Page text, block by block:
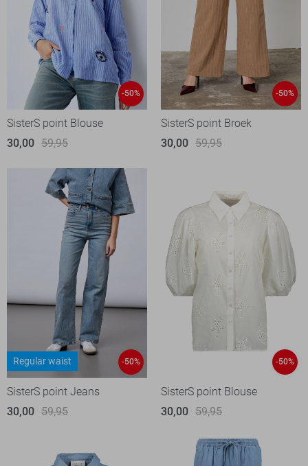
-50%
SisterS point Blouse
30,00 59,95
-50%
SisterS point Broek
30,00 59,95
Regular waist -50%
SisterS point Jeans
30,00 59,95
-50%
SisterS point Blouse
30,00 59,95